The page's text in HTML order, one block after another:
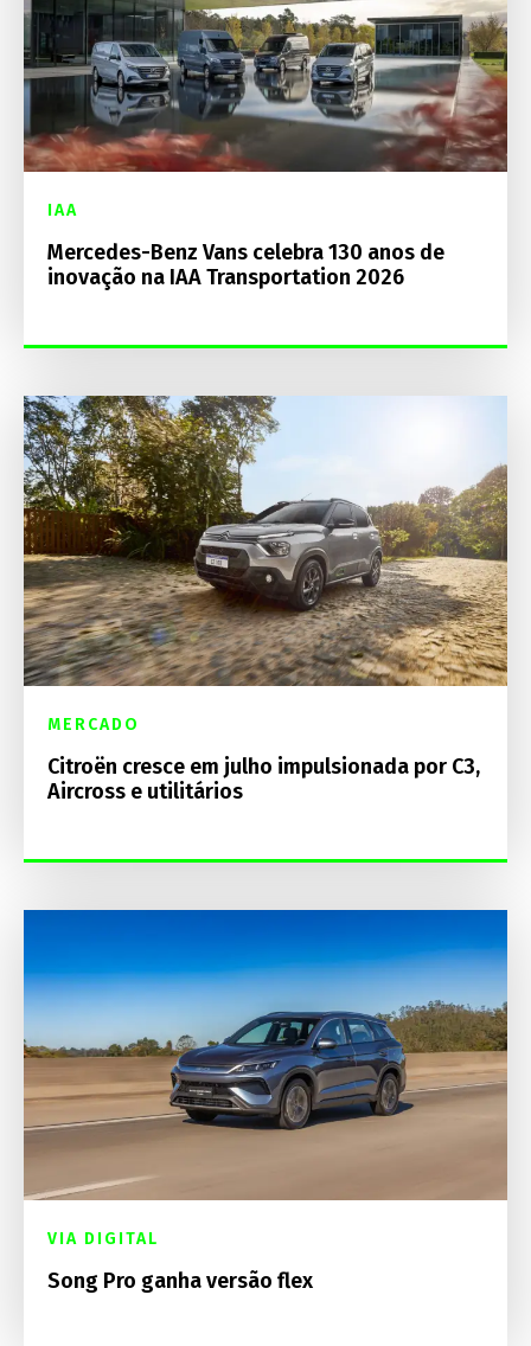
IAA
Mercedes-Benz Vans celebra 130 anos de
inovação na IAA Transportation 2026
MERCADO
Citroën cresce em julho impulsionada por C3,
Aircross e utilitários
VIA DIGITAL
Song Pro ganha versão flex